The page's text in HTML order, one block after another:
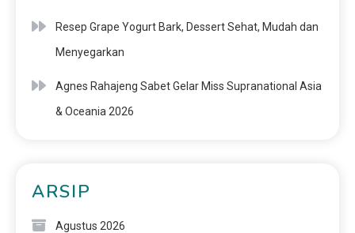
Resep Grape Yogurt Bark, Dessert Sehat, Mudah dan
Menyegarkan
Agnes Rahajeng Sabet Gelar Miss Supranational Asia
& Oceania 2026
ARSIP
Agustus 2026